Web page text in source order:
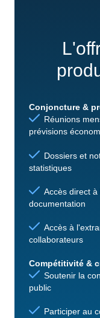
Conjoncture &
Réunions
prévisions
Dossiers et
statistiques
Accès direct à
documentation
Accès à
collaborateurs
Compétitivité &
Soutenir la
public
Participer au